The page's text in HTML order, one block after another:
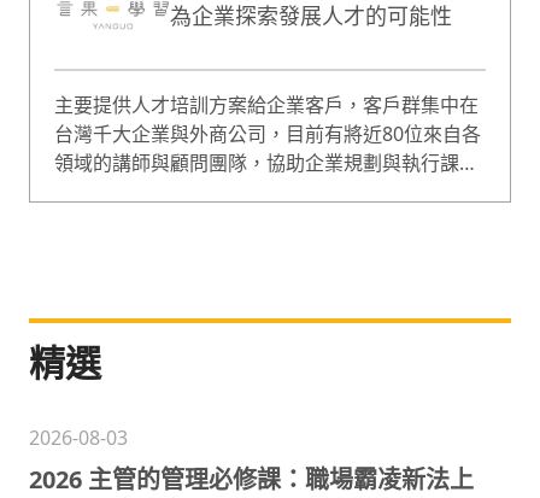
為企業探索發展人才的可能性
主要提供人才培訓方案給企業客戶，客戶群集中在
台灣千大企業與外商公司，目前有將近80位來自各
領域的講師與顧問團隊，協助企業規劃與執行課
精選
2026-08-03
2026 主管的管理必修課：職場霸凌新法上